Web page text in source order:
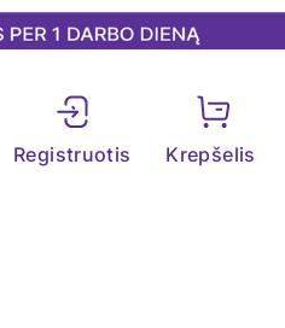
Registruotis Krepšelis